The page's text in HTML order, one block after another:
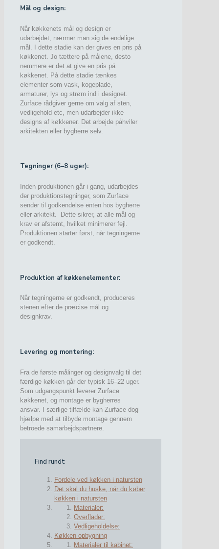
Mål og design:
Når køkkenets mål og design er
udarbejdet, nærmer man sig de endelige
mål. I dette stadie kan der gives en pris på
køkkenet. Jo tættere på målene, desto
nemmere er det at give en pris på
køkkenet. På dette stadie tænkes
elementer som vask, kogeplade,
armaturer, lys og strøm ind i designet.
Zurface rådgiver gerne om valg af sten,
vedligehold etc, men udarbejder ikke
designs af køkkener. Det arbejde påhviler
arkitekten eller bygherre selv.
Tegninger (6–8 uger):
Inden produktionen går i gang, udarbejdes
der produktionstegninger, som Zurface
sender til godkendelse enten hos bygherre
eller arkitekt. Dette sikrer, at alle mål og
krav er afstemt, hvilket minimerer fejl.
Produktionen starter først, når tegningerne
er godkendt.
Produktion af køkkenelementer:
Når tegningerne er godkendt, produceres
stenen efter de præcise mål og
designkrav.
Levering og montering:
Fra de første målinger og designvalg til det
færdige køkken går der typisk 16–22 uger.
Som udgangspunkt leverer Zurface
køkkenet, og montage er bygherres
ansvar. I særlige tilfælde kan Zurface dog
hjælpe med at tilbyde montage gennem
betroede samarbejdspartnere.
Find rundt
Fordele ved køkken i natursten
Det skal du huske, når du køber
køkken i natursten
Materialer:
Overflader:
Vedligeholdelse:
Køkken opbygning
Materialer til kabinet: